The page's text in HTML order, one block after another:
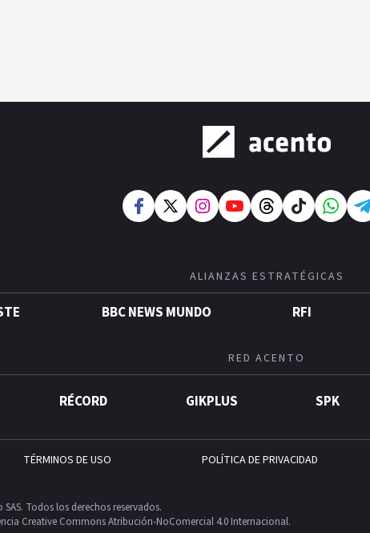
ALIANZAS ESTRATÉGICAS
BBC NEWS MUNDO RFI
RED ACENTO
RÉCORD GIKPLUS SPK
TÉRMINOS DE USO POLÍTICA DE PRIVACIDAD
Todos los derechos reservados.
Creative Commons Atribución-NoComercial 4.0 Internacional.